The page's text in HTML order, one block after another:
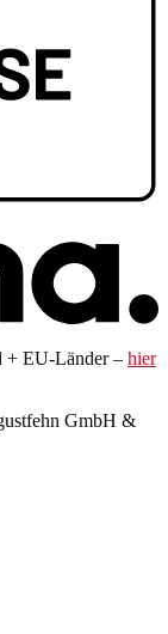
+ EU-Länder – hier
GmbH &